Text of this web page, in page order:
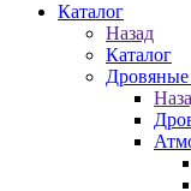
Каталог
Назад
Каталог